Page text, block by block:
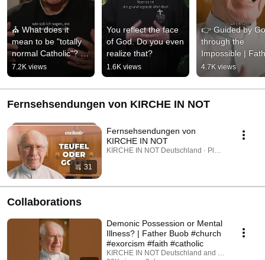
⛪ What does it
mean to be "totally
normal Catholic"? |
Father Karl Wallner
7.2K views
You reflect the face
of God. Do you even
realize that?
1.6K views
👉 Guided by
through the
Impossible |
Buob
4.7K views
Fernsehsendungen von KIRCHE IN NOT
31
Fernsehsendungen von
KIRCHE IN NOT
KIRCHE IN NOT Deutschland · Playlist
Collaborations
Demonic Possession or Mental
Illness? | Father Buob #church
#exorcism #faith #catholic
KIRCHE IN NOT Deutschland and St. Ulrich